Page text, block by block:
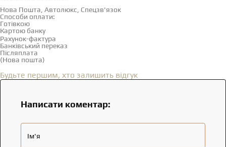
Нова Пошта, Автолюкс, Спецзв'язок
Способи оплати:
Готівкою
Картою банку
Рахунок-фактура
Банківський переказ
Післяплата
(Нова пошта)
Будьте першим, хто залишить відгук
Написати коментар:
Ім'я